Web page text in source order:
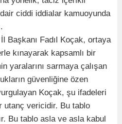
ciddi iddialar kamuoyunda
Fadıl Koçak, ortaya
kınayarak kapsamlı bir
yaralarını sarmaya çalışan
güvenliğine özen
Koçak, şu ifadeleri
utanç vericidir. Bu tablo
Bu tablo asla ve asla kabul